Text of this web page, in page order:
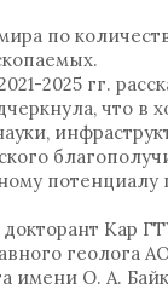
по
2025 гг.
что в
Кар
геолога
имени О. А.